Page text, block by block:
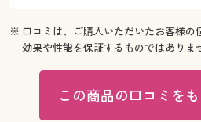
※ 口コミは、ご購入いただいたお客様の
効果や性能を保証するものではありま
この商品の口コミを